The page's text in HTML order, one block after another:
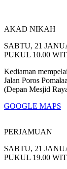
AKAD NIKAH
SABTU, 21
PUKUL 10.00
Kediaman
Jalan Poros
(Depan Mesjid
GOOGLE MAPS
PERJAMUAN
SABTU, 21
PUKUL 19.00